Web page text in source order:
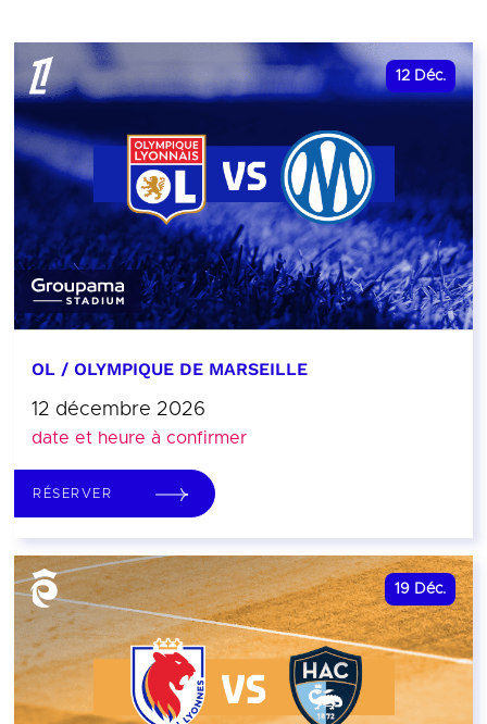
12 Déc.
OL / OLYMPIQUE DE MARSEILLE
12 décembre 2026
date et heure à confirmer
RÉSERVER
19 Déc.